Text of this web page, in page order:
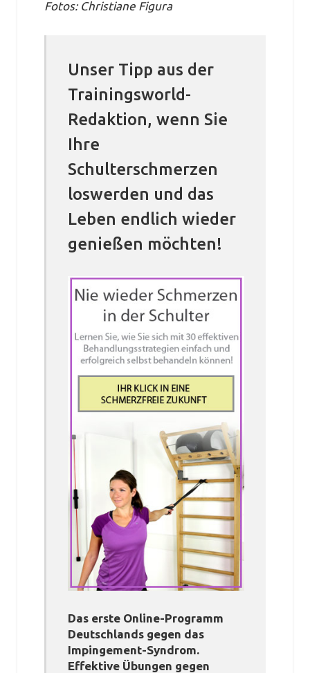
Fotos: Christiane Figura
Unser Tipp aus der
Trainingsworld-
Redaktion, wenn Sie
Ihre
Schulterschmerzen
loswerden und das
Leben endlich wieder
genießen möchten!
Das erste Online-Programm
Deutschlands gegen das
Impingement-Syndrom.
Effektive Übungen gegen